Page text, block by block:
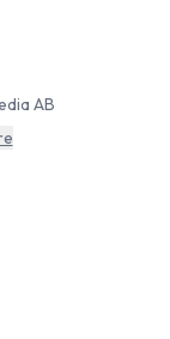
AB